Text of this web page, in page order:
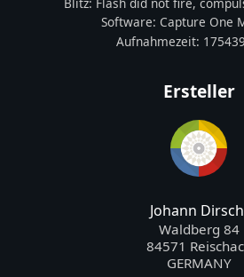
Software: Capture One
Aufnahmezeit:
Ersteller
Johann
Waldberg 84
84571
GERMANY